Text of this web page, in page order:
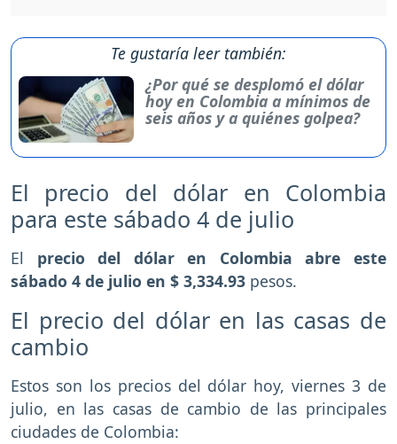
Te gustaría leer también:
¿Por qué se desplomó el dólar
hoy en Colombia a mínimos de
seis años y a quiénes golpea?
El precio del dólar en Colombia
para este sábado 4 de julio
El precio del dólar en Colombia abre este
sábado 4 de julio en $ 3,334.93 pesos.
El precio del dólar en las casas de
cambio
Estos son los precios del dólar hoy, viernes 3 de
julio, en las casas de cambio de las principales
ciudades de Colombia: